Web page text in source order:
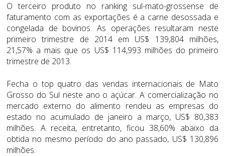
O terceiro produto no ranking sul-mato-grossense de
faturamento com as exportações é a carne desossada e
congelada de bovinos. As operações resultaram neste
primeiro trimestre de 2014 em US$ 139,804 milhões,
21,57% a mais que os US$ 114,993 milhões do primeiro
trimestre de 2013.
Fecha o top quatro das vendas internacionais de Mato
Grosso do Sul neste ano o açúcar. A comercialização no
mercado externo do alimento rendeu as empresas do
estado no acumulado de janeiro a março, US$ 80,383
milhões. A receita, entretanto, ficou 38,60% abaixo da
obtida no mesmo período do ano passado, US$ 130,896
milhões.